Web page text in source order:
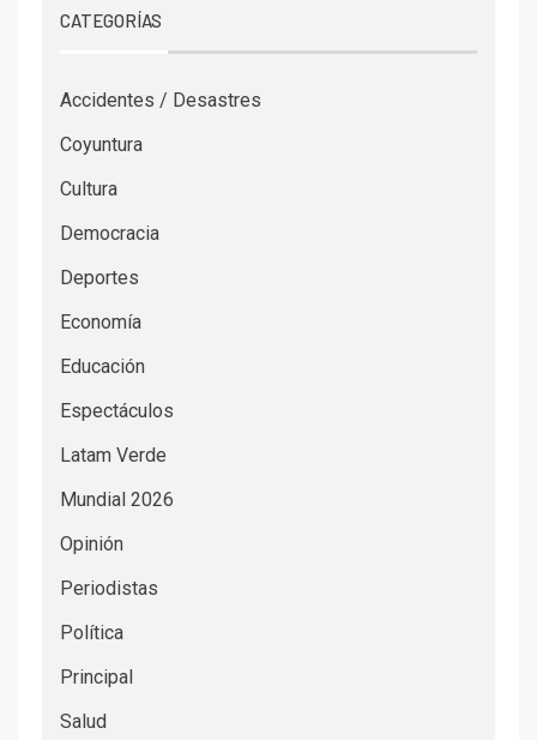
CATEGORÍAS
Accidentes / Desastres
Coyuntura
Cultura
Democracia
Deportes
Economía
Educación
Espectáculos
Latam Verde
Mundial 2026
Opinión
Periodistas
Política
Principal
Salud